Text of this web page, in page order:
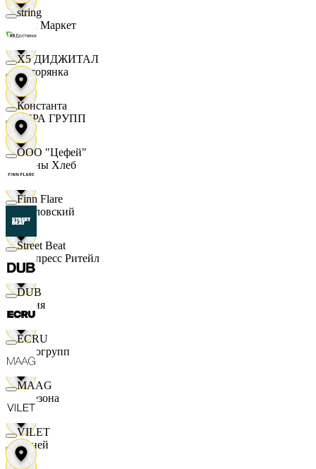
Хом Маркет
Хуторянка
ЦЕРА ГРУПП
Челны Хлеб
Чкаловский
Экспресс Ритейл
Юлия
Яркогрупп
4 Сезона
7 дней
string
X5 ДИДЖИТАЛ
Константа
ООО "Цефей"
Finn Flare
Street Beat
DUB
ECRU
MAAG
VILET